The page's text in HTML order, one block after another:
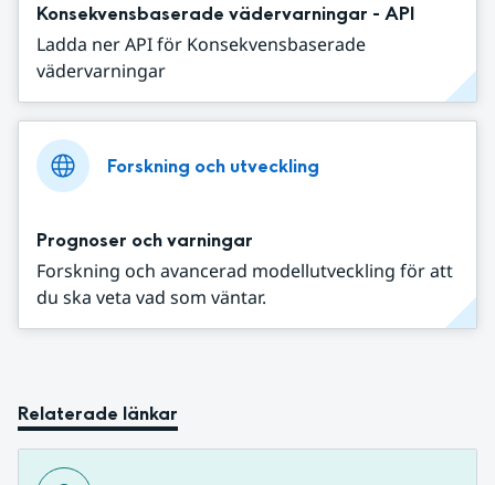
Konsekvensbaserade vädervarningar - API
Ladda ner API för Konsekvensbaserade
vädervarningar
Forskning och utveckling
Prognoser och varningar
Forskning och avancerad modellutveckling för att
du ska veta vad som väntar.
Relaterade länkar